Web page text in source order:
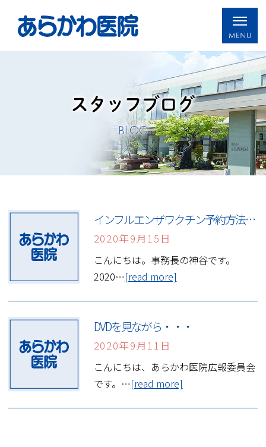
スタッフブログ
BLOG
インフルエンザワクチン予約方法について
2020年9月15日
こんにちは。事務長の神谷です。
2020…[read more]
DVDを見ながら・・・
2020年9月11日
こんにちは、あらかわ医院広報委員会
です。…[read more]